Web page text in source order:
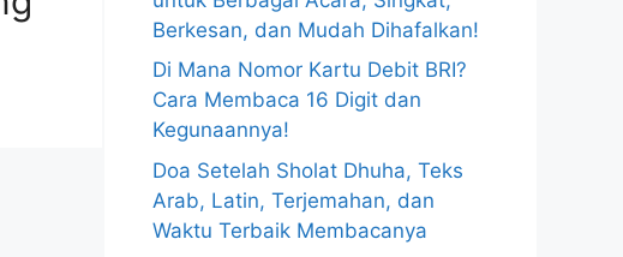
Berkesan, dan Mudah Dihafalkan!
Di Mana Nomor Kartu Debit BRI?
Cara Membaca 16 Digit dan
Kegunaannya!
Doa Setelah Sholat Dhuha, Teks
Arab, Latin, Terjemahan, dan
Waktu Terbaik Membacanya